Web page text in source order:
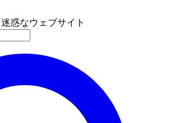
迷惑なウェブサイト